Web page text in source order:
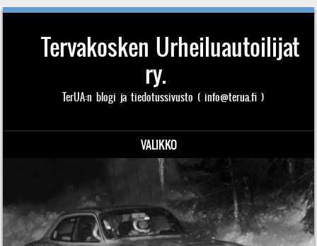
Tervakosken Urheiluautoilijat
ry.
TerUA:n blogi ja tiedotussivusto ( info@terua.fi )
VALIKKO